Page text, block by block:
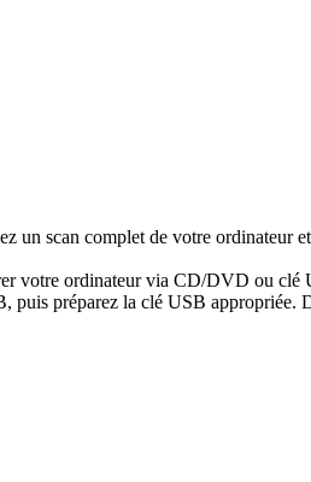
un scan complet de votre ordinateur
votre ordinateur via CD/DVD ou clé
puis préparez la clé USB appropriée.